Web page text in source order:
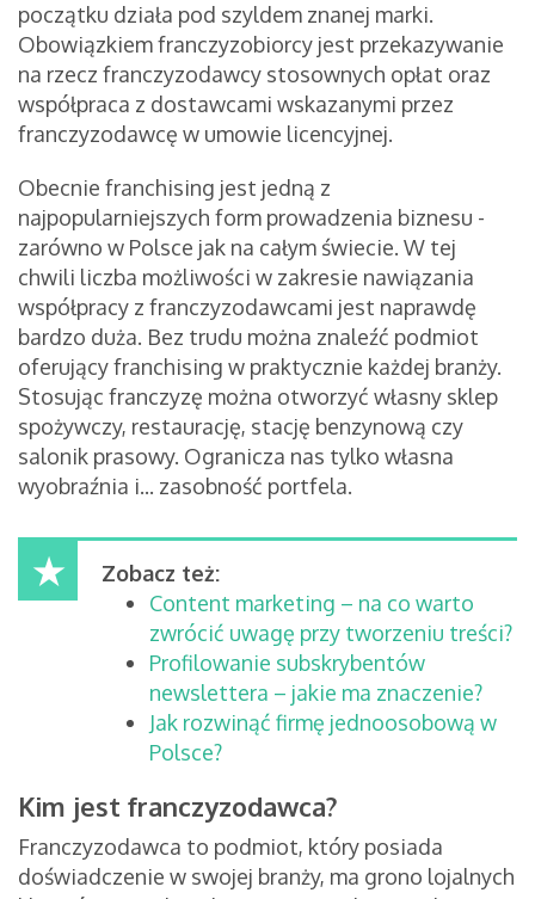
początku działa pod szyldem znanej marki.
Obowiązkiem franczyzobiorcy jest przekazywanie
na rzecz franczyzodawcy stosownych opłat oraz
współpraca z dostawcami wskazanymi przez
franczyzodawcę w umowie licencyjnej.
Obecnie franchising jest jedną z
najpopularniejszych form prowadzenia biznesu -
zarówno w Polsce jak na całym świecie. W tej
chwili liczba możliwości w zakresie nawiązania
współpracy z franczyzodawcami jest naprawdę
bardzo duża. Bez trudu można znaleźć podmiot
oferujący franchising w praktycznie każdej branży.
Stosując franczyzę można otworzyć własny sklep
spożywczy, restaurację, stację benzynową czy
salonik prasowy. Ogranicza nas tylko własna
wyobraźnia i... zasobność portfela.
Zobacz też:
Content marketing – na co warto
zwrócić uwagę przy tworzeniu treści?
Profilowanie subskrybentów
newslettera – jakie ma znaczenie?
Jak rozwinąć firmę jednoosobową w
Polsce?
Kim jest franczyzodawca?
Franczyzodawca to podmiot, który posiada
doświadczenie w swojej branży, ma grono lojalnych